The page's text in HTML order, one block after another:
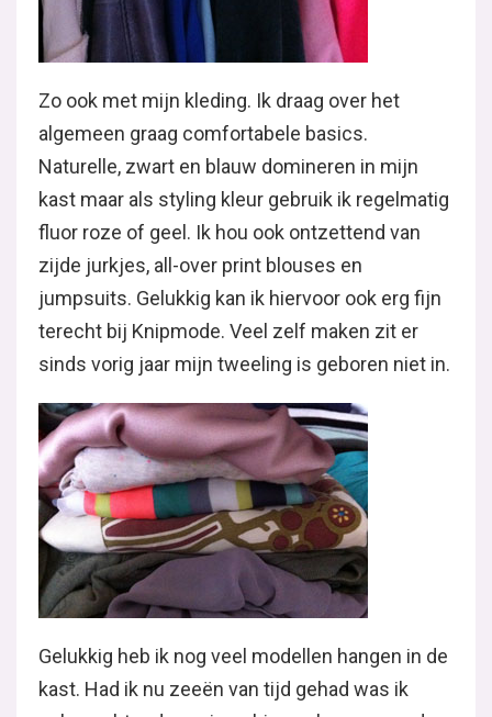
Zo ook met mijn kleding. Ik draag over het
algemeen graag comfortabele basics.
Naturelle, zwart en blauw domineren in mijn
kast maar als styling kleur gebruik ik regelmatig
fluor roze of geel. Ik hou ook ontzettend van
zijde jurkjes, all-over print blouses en
jumpsuits. Gelukkig kan ik hiervoor ook erg fijn
terecht bij Knipmode. Veel zelf maken zit er
sinds vorig jaar mijn tweeling is geboren niet in.
Gelukkig heb ik nog veel modellen hangen in de
kast. Had ik nu zeeën van tijd gehad was ik